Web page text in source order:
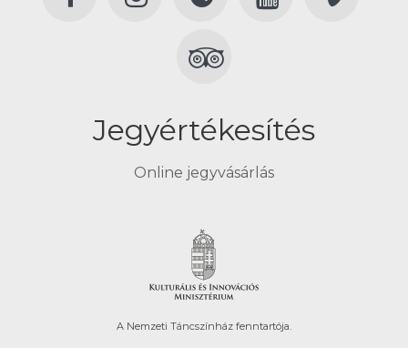
Jegyértékesítés
Online jegyvásárlás
A Nemzeti Táncszínház fenntartója.